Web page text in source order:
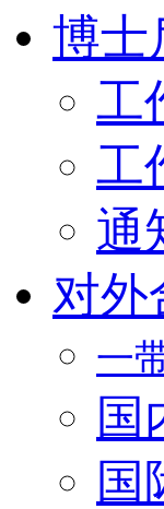
博士
工
工
通
对外
一
国
国